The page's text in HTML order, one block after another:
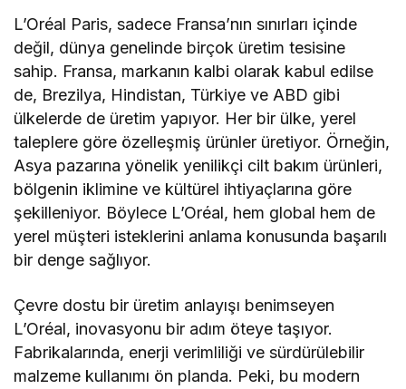
L’Oréal Paris, sadece Fransa’nın sınırları içinde
değil, dünya genelinde birçok üretim tesisine
sahip. Fransa, markanın kalbi olarak kabul edilse
de, Brezilya, Hindistan, Türkiye ve ABD gibi
ülkelerde de üretim yapıyor. Her bir ülke, yerel
taleplere göre özelleşmiş ürünler üretiyor. Örneğin,
Asya pazarına yönelik yenilikçi cilt bakım ürünleri,
bölgenin iklimine ve kültürel ihtiyaçlarına göre
şekilleniyor. Böylece L’Oréal, hem global hem de
yerel müşteri isteklerini anlama konusunda başarılı
bir denge sağlıyor.
Çevre dostu bir üretim anlayışı benimseyen
L’Oréal, inovasyonu bir adım öteye taşıyor.
Fabrikalarında, enerji verimliliği ve sürdürülebilir
malzeme kullanımı ön planda. Peki, bu modern